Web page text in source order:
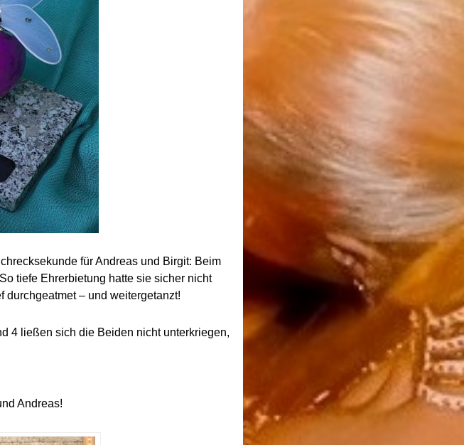
für Andreas und Birgit: Beim
tiefe Ehrerbietung hatte sie sicher nicht
durchgeatmet – und weitergetanzt!
4 ließen sich die Beiden nicht unterkriegen,
Andreas!